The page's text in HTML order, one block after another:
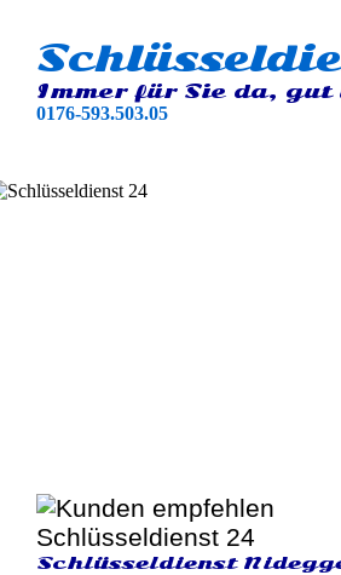
Immer für Sie da, gut
0176-593.503.05
Schlüsseldienst